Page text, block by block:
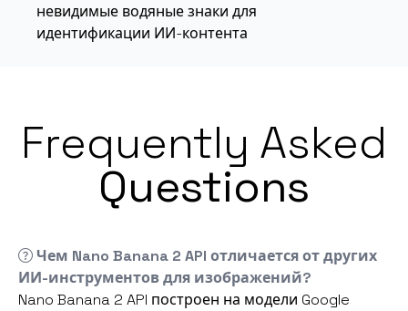
невидимые водяные знаки для
идентификации ИИ-контента
Frequently Asked
Questions
Чем Nano Banana 2 API отличается от других
ИИ-инструментов для изображений?
Nano Banana 2 API построен на модели Google